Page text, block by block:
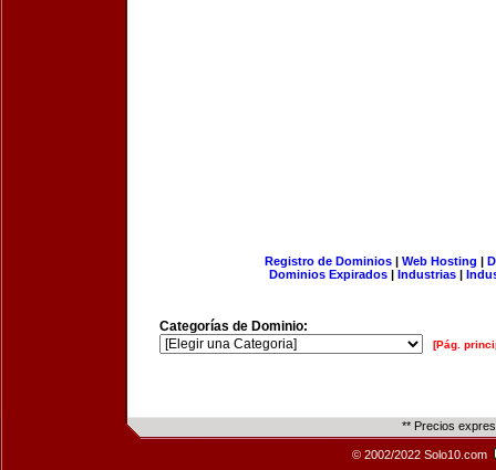
Registro de Dominios| Web Hosting |
Dominios Expirados | Industrias |
Categorías de Dominio:
[Pág.
** Precios
© 2002/2022 Solo10.com